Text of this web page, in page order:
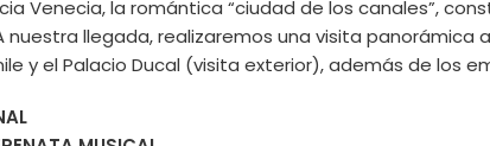
Venecia, la romántica “ciudad de los canales”,
nuestra llegada, realizaremos una visita
y el Palacio Ducal (visita exterior), además de los